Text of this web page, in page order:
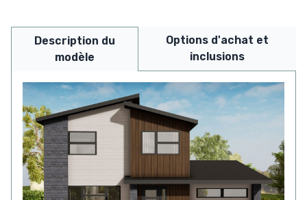
Description du
modèle
Options d'achat et
inclusions